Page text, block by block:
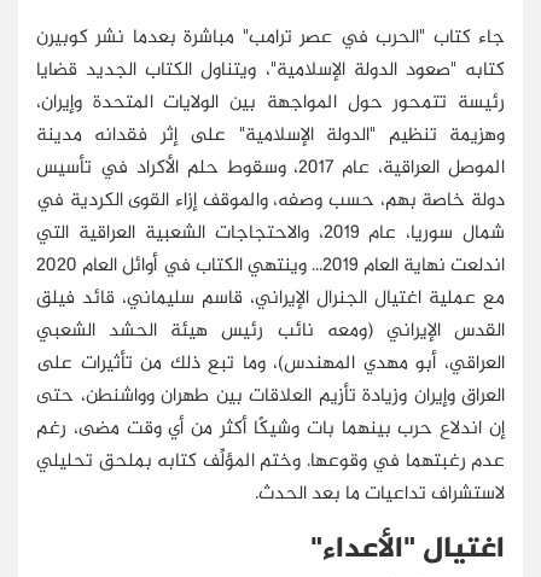
جاء كتاب "الحرب في عصر ترامب" مباشرة بعدما نشر كوبيرن
كتابه "صعود الدولة الإسلامية"، ويتناول الكتاب الجديد قضايا
رئيسة تتمحور حول المواجهة بين الولايات المتحدة وإيران،
وهزيمة تنظيم "الدولة الإسلامية" على إثر فقدانه مدينة
الموصل العراقية، عام 2017، وسقوط حلم الأكراد في تأسيس
دولة خاصة بهم، حسب وصفه، والموقف إزاء القوى الكردية في
شمال سوريا، عام 2019، والاحتجاجات الشعبية العراقية التي
اندلعت نهاية العام 2019... وينتهي الكتاب في أوائل العام 2020
مع عملية اغتيال الجنرال الإيراني، قاسم سليماني، قائد فيلق
القدس الإيراني (ومعه نائب رئيس هيئة الحشد الشعبي
العراقي، أبو مهدي المهندس)، وما تبع ذلك من تأثيرات على
العراق وإيران وزيادة تأزيم العلاقات بين طهران وواشنطن، حتى
إن اندلاع حرب بينهما بات وشيكًا أكثر من أي وقت مضى، رغم
عدم رغبتهما في وقوعها. وختم المؤلِّف كتابه بملحق تحليلي
لاستشراف تداعيات ما بعد الحدث.
اغتيال "الأعداء"